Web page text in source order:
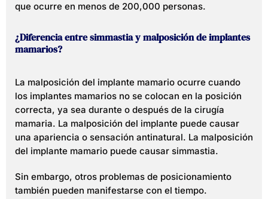
que ocurre en menos de 200,000 personas.
¿Diferencia entre simmastia y malposición de implantes
mamarios?
La malposición del implante mamario ocurre cuando
los implantes mamarios no se colocan en la posición
correcta, ya sea durante o después de la cirugía
mamaria. La malposición del implante puede causar
una apariencia o sensación antinatural. La malposición
del implante mamario puede causar simmastia.
Sin embargo, otros problemas de posicionamiento
también pueden manifestarse con el tiempo.